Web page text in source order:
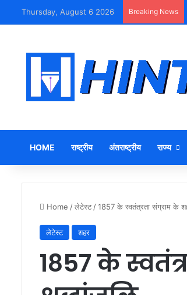
Thursday, August 6 2026 Breaking News
HOME राष्ट्रीय अंतराष्ट्रीय राज्य
Home /लेटेस्ट /1857 के स्वतंत्रता संग्राम के
लेटेस्ट शहर
1857 के